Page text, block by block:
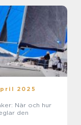
2025
När och hur
den